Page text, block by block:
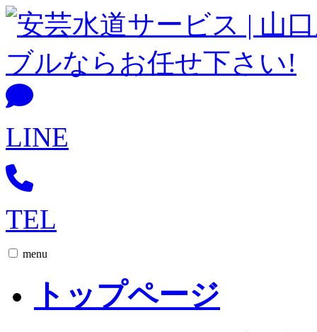
LINE
TEL
menu
トップページ